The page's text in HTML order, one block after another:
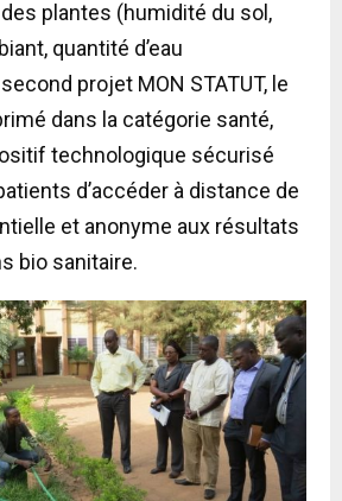
des plantes (humidité du sol,
quantité d’eau
projet MON STATUT, le
dans la catégorie santé,
technologique sécurisé
d’accéder à distance de
et anonyme aux résultats
bio sanitaire.